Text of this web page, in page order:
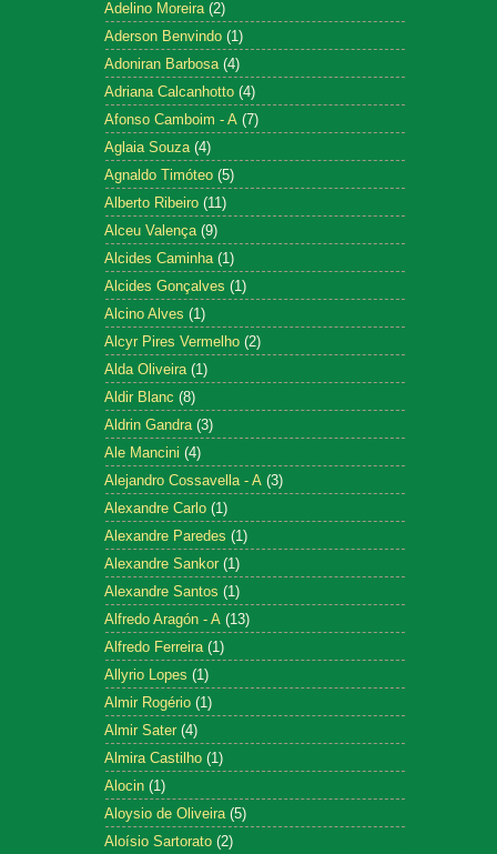
Adelino Moreira (2)
Aderson Benvindo (1)
Adoniran Barbosa (4)
Adriana Calcanhotto (4)
Afonso Camboim - A (7)
Aglaia Souza (4)
Agnaldo Timóteo (5)
Alberto Ribeiro (11)
Alceu Valença (9)
Alcides Caminha (1)
Alcides Gonçalves (1)
Alcino Alves (1)
Alcyr Pires Vermelho (2)
Alda Oliveira (1)
Aldir Blanc (8)
Aldrin Gandra (3)
Ale Mancini (4)
Alejandro Cossavella - A (3)
Alexandre Carlo (1)
Alexandre Paredes (1)
Alexandre Sankor (1)
Alexandre Santos (1)
Alfredo Aragón - A (13)
Alfredo Ferreira (1)
Allyrio Lopes (1)
Almir Rogério (1)
Almir Sater (4)
Almira Castilho (1)
Alocin (1)
Aloysio de Oliveira (5)
Aloísio Sartorato (2)